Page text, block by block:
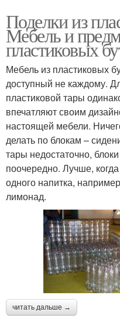
Поделки из
Мебель и
пластиковых
Мебель из пластиковых
доступный не каждому.
пластиковой тары
впечатляют своим
настоящей мебели.
делать по блокам –
тары недостаточно,
поочередно. Лучше,
одного напитка,
лимонад.
читать дальше →